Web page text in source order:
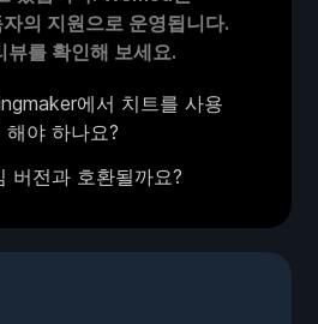
의 지원으로 운영됩니다.
뷰를 확인해 보세요.
에서 치트를 사용
야 하나요?
버전과 호환될까요?